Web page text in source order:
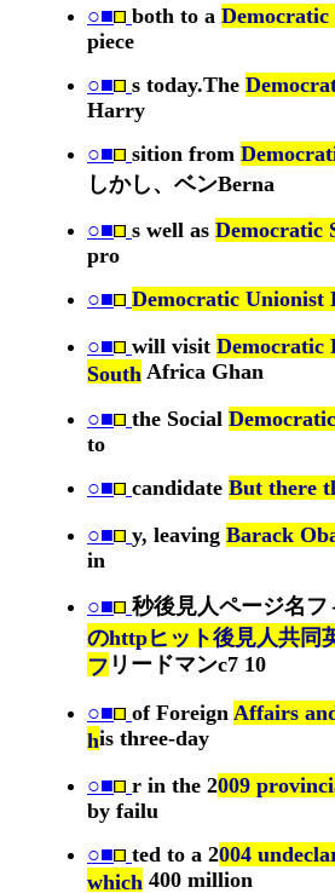
○■ both to a
piece
○■ s today.The
Harry
○■ sition from
しかし、ベンBerna
○■ s well as Democratic
pro
○■
Democratic Unionist
○■
will visit Democratic
South Africa Ghan
○■
the Social
to
○■ candidate But there
○■
y, leaving Barack
in
○■ 秒後見人ページ名フ
のhttpヒット後見人共同
フ リードマンc7 10
○■
of Foreign Affairs
his three-day
○■
r in the 2009
by failu
○■ ted to a 2004
which 400 million